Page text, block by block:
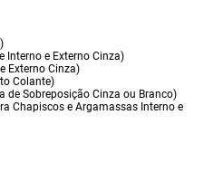
Interno e Externo Cinza)
Externo Cinza)
Colante)
de Sobreposição Cinza ou Branco)
Chapiscos e Argamassas Interno e